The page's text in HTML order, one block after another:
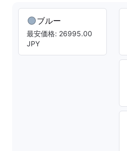
ブルー
最安価格: 26995.00
JPY